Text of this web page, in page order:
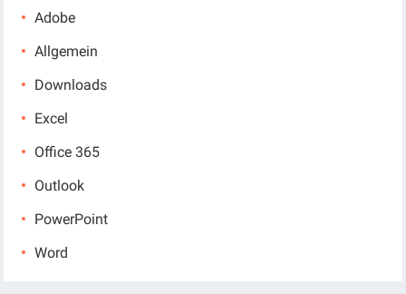
Adobe
Allgemein
Downloads
Excel
Office 365
Outlook
PowerPoint
Word